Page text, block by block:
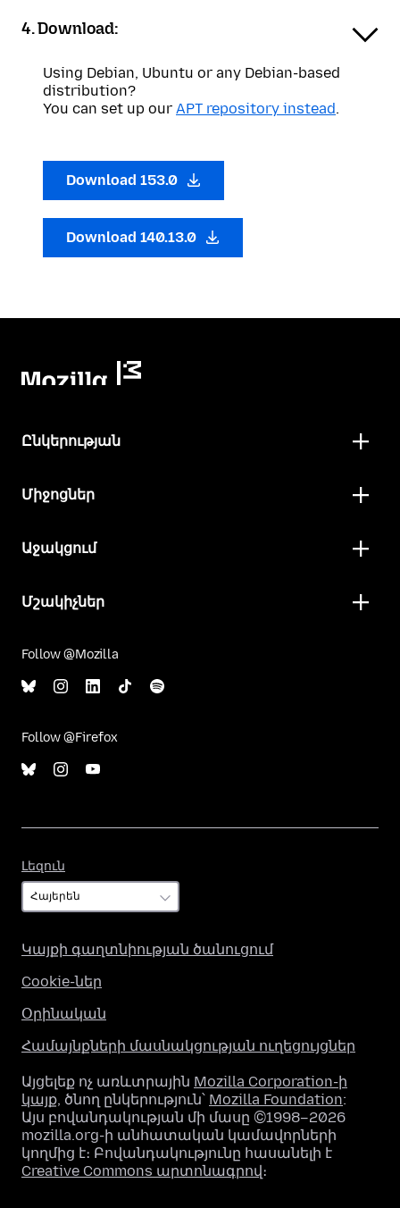
4. Download:
Using Debian, Ubuntu or any Debian-based
distribution?
You can set up our APT repository instead.
Download 153.0
Download 140.13.0
Ընկերության
Միջոցներ
Աջակցում
Մշակիչներ
Follow @Mozilla
Follow @Firefox
Լեզուն
Կայքի գաղտնիության ծանուցում
Cookie-ներ
Օրինական
Համայնքների մասնակցության ուղեցույցներ
Այցելեք ոչ առևտրային Mozilla Corporation-ի
կայք, ծնող ընկերություն՝ Mozilla Foundation:
Այս բովանդակության մի մասը ©1998–2026
mozilla.org-ի անհատական կամավորների
կողմից է։ Բովանդակությունը հասանելի է
Creative Commons արտոնագրով։